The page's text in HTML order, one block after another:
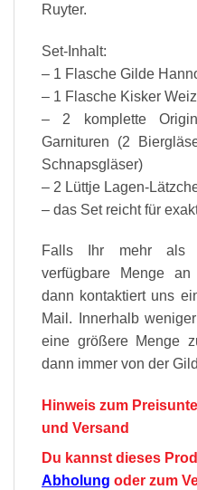
Ruyter.
Set-Inhalt:
– 1 Flasche Gilde
– 1 Flasche Kisker
– 2 komplette
Garnituren (2
Schnapsgläser)
– 2 Lüttje Lagen-
– das Set reicht für
Falls Ihr mehr als
verfügbare Menge an
dann kontaktiert uns
Mail. Innerhalb
eine größere Menge
dann immer von der
Hinweis zum
und Versand
Du kannst dieses
Abholung oder zum